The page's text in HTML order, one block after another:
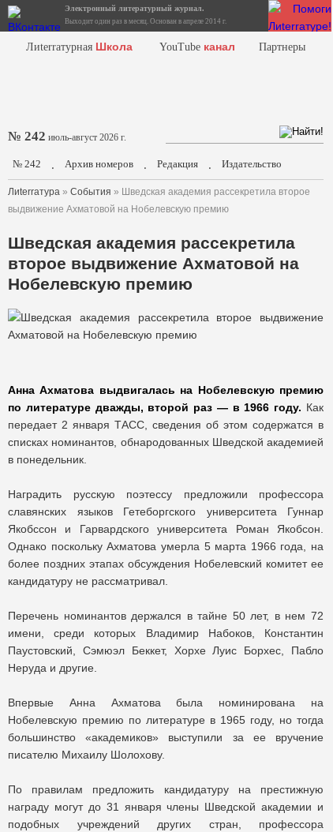
Электронный литературный журнал.
Выходит один раз в месяц. Основан в апреле 2014 г.
Лиterraтурная Школа YouTube канал Партнеры
№ 242 июль-август 2026 г.
№ 242 . Архив номеров . Редакция . Издательство
Лиterraтура » События » Шведская академия рассекретила второе
выдвижение Ахматовой на Нобелевскую премию
Шведская академия рассекретила
второе выдвижение Ахматовой на
Нобелевскую премию
Анна Ахматова выдвигалась на Нобелевскую премию
по литературе дважды, второй раз — в 1966 году. Как
передает 2 января ТАСС, сведения об этом содержатся в
списках номинантов, обнародованных Шведской академией
в понедельник.
Наградить русскую поэтессу предложили профессора
славянских языков Гетеборгского университета Гуннар
Якобссон и Гарвардского университета Роман Якобсон.
Однако поскольку Ахматова умерла 5 марта 1966 года, на
более поздних этапах обсуждения Нобелевский комитет ее
кандидатуру не рассматривал.
Перечень номинантов держался в тайне 50 лет, в нем 72
имени, среди которых Владимир Набоков, Константин
Паустовский, Сэмюэл Беккет, Хорхе Луис Борхес, Пабло
Неруда и другие.
Впервые Анна Ахматова была номинирована на
Нобелевскую премию по литературе в 1965 году, но тогда
большинство «академиков» выступили за ее вручение
писателю Михаилу Шолохову.
По правилам предложить кандидатуру на престижную
награду могут до 31 января члены Шведской академии и
подобных учреждений других стран, профессора